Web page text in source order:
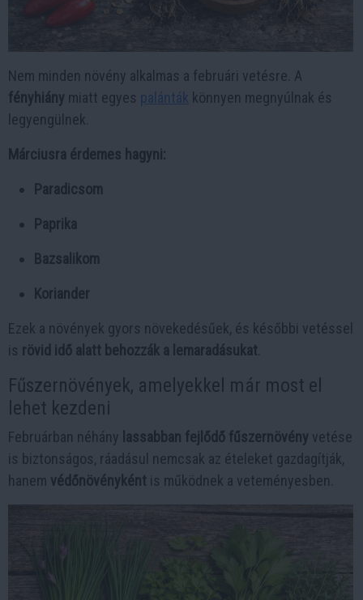
Nem minden növény alkalmas a februári vetésre. A
fényhiány miatt egyes palánták könnyen megnyúlnak és
legyengülnek.
Márciusra érdemes hagyni:
Paradicsom
Paprika
Bazsalikom
Koriander
Ezek a növények gyors növekedésűek, és későbbi vetéssel
is rövid idő alatt behozzák a lemaradásukat
Fűszernövények, amelyekkel már most el
lehet kezdeni
Februárban néhány lassabban fejlődő fűszernövény vetése
is biztonságos, ráadásul nemcsak az ételeket gazdagítják,
hanem védőnövényként is működnek a veteményesben.